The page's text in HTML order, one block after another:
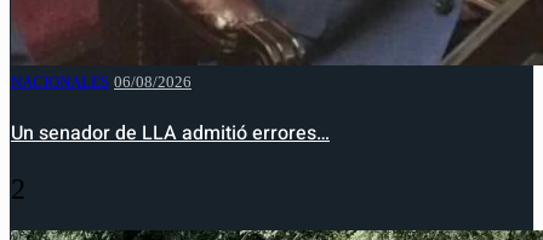
NACIONALES 06/08/2026
Un senador de LLA admitió errores…
2